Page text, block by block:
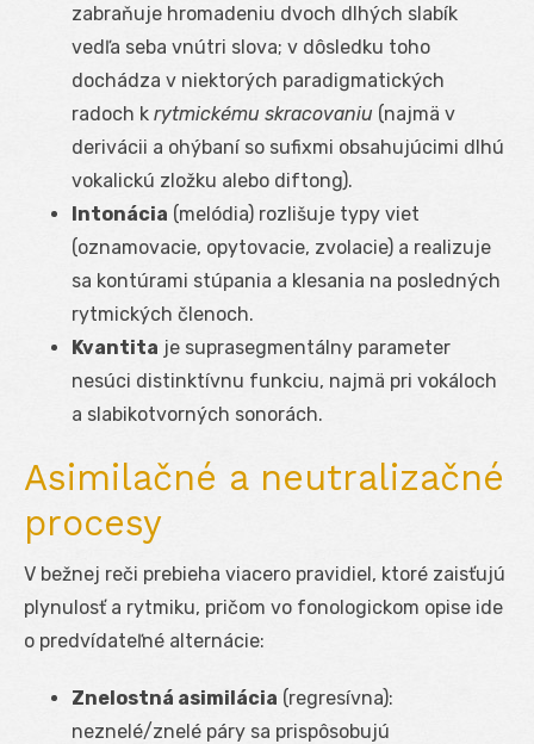
zabraňuje hromadeniu dvoch dlhých slabík
vedľa seba vnútri slova; v dôsledku toho
dochádza v niektorých paradigmatických
radoch k rytmickému skracovaniu (najmä v
derivácii a ohýbaní so sufixmi obsahujúcimi dlhú
vokalickú zložku alebo diftong).
Intonácia (melódia) rozlišuje typy viet
(oznamovacie, opytovacie, zvolacie) a realizuje
sa kontúrami stúpania a klesania na posledných
rytmických členoch.
Kvantita je suprasegmentálny parameter
nesúci distinktívnu funkciu, najmä pri vokáloch
a slabikotvorných sonorách.
Asimilačné a neutralizačné
procesy
V bežnej reči prebieha viacero pravidiel, ktoré zaisťujú
plynulosť a rytmiku, pričom vo fonologickom opise ide
o predvídateľné alternácie:
Znelostná asimilácia (regresívna):
neznelé/znelé páry sa prispôsobujú